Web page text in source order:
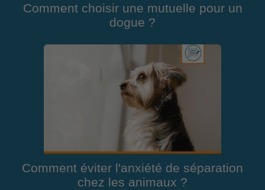
Comment choisir une mutuelle pour un
dogue ?
Comment éviter l'anxiété de séparation
chez les animaux ?